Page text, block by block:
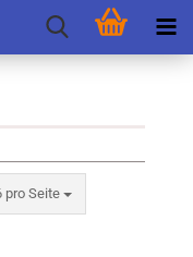
pro Seite